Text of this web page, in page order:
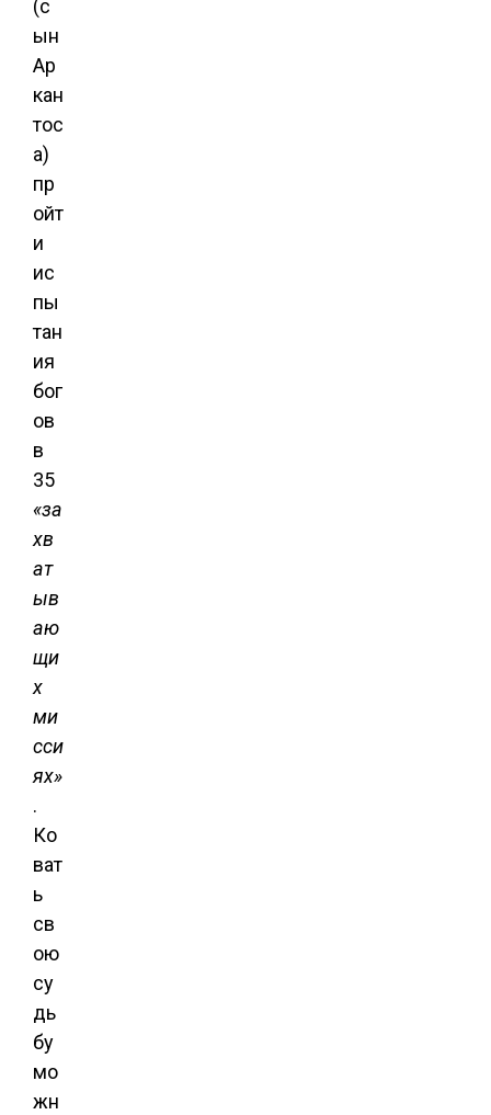
(с
ын
Ар
кан
тос
а)
пр
ойт
и
ис
пы
тан
ия
бог
ов
в
35
«за
хв
ат
ыв
аю
щи
х
ми
сси
ях»
.
Ко
ват
ь
св
ою
су
дь
бу
мо
жн